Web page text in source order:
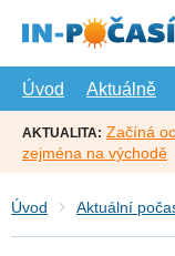
hlavní
Úvod
Aktuálně
AKTUALITA: Začíná
zejména na východě
Úvod Aktuální